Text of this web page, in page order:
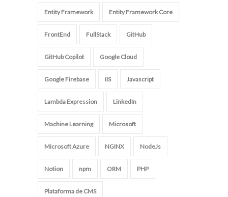
Entity Framework Entity Framework Core
FrontEnd FullStack GitHub
GitHub Copilot Google Cloud
Google Firebase IIS Javascript
Lambda Expression LinkedIn
Machine Learning Microsoft
Microsoft Azure NGINX NodeJs
Notion npm ORM PHP
Plataforma de CMS